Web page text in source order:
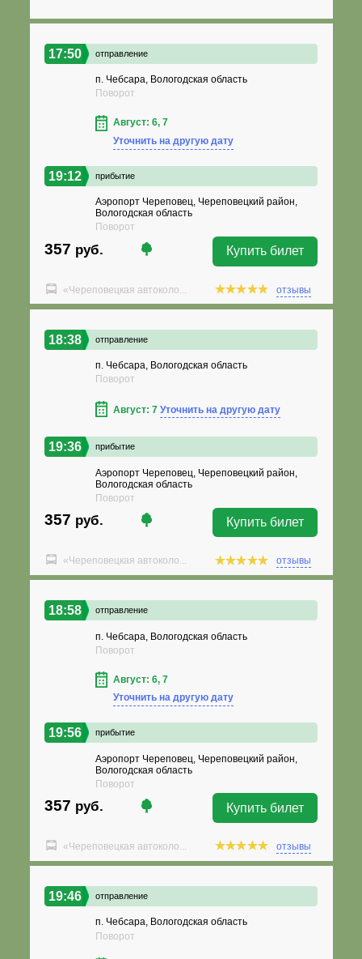
17:50 отправление
п. Чебсара, Вологодская область
Поворот
Август: 6, 7
Уточнить на другую дату
19:12 прибытие
Аэропорт Череповец, Череповецкий район,
Вологодская область
Поворот
357 руб. Купить билет
«Череповецкая автоколо... отзывы
18:38 отправление
п. Чебсара, Вологодская область
Поворот
Август: 7 Уточнить на другую дату
19:36 прибытие
Аэропорт Череповец, Череповецкий район,
Вологодская область
Поворот
357 руб. Купить билет
«Череповецкая автоколо... отзывы
18:58 отправление
п. Чебсара, Вологодская область
Поворот
Август: 6, 7
Уточнить на другую дату
19:56 прибытие
Аэропорт Череповец, Череповецкий район,
Вологодская область
Поворот
357 руб. Купить билет
«Череповецкая автоколо... отзывы
19:46 отправление
п. Чебсара, Вологодская область
Поворот